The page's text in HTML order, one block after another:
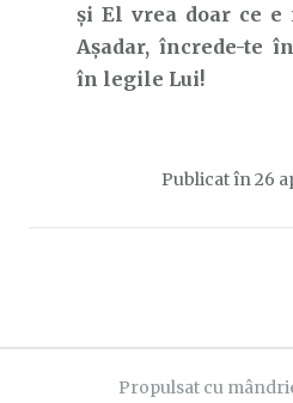
și El vrea doar ce
Așadar, încrede-te
în legile Lui!
Publicat în 26
Propulsat cu